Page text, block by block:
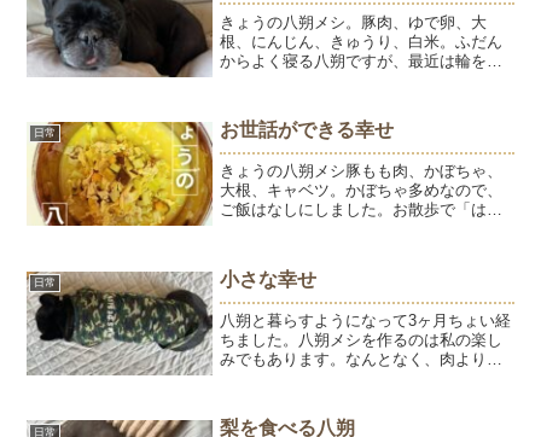
きょうの八朔メシ。豚肉、ゆで卵、大
根、にんじん、きゅうり、白米。ふだん
からよく寝る八朔ですが、最近は輪をか
がご飯を食べているときも寝てました。
調子がよくないのかと心配に...
日常 お世話ができる幸せ
きょうの八朔メシ豚もも肉、かぼちゃ、
大根、キャベツ。かぼちゃ多めなので、
ご飯はなしにしました。お散歩で「はっ
さがなくなり、身体の調子もよさそうで
す。ただ、今だけなんだな...
日常 小さな幸せ
八朔と暮らすようになって3ヶ月ちょい経
ちました。八朔メシを作るのは私の楽し
みでもあります。なんとなく、肉よりも
んなはっちゃんにも私にも、嬉しいお買
日常 梨を食べる八朔